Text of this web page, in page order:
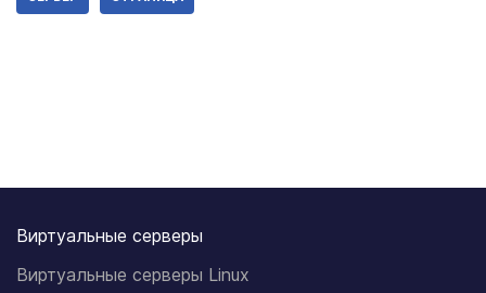
Виртуальные серверы
Виртуальные серверы Linux